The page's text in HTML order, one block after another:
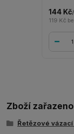
144 Kč/
119 Kč
Zboží
Řetězové